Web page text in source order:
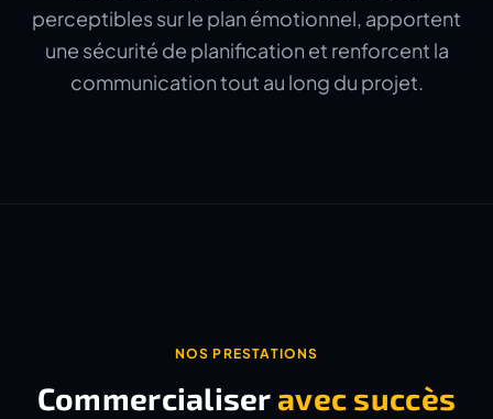
perceptibles sur le plan émotionnel, apportent
une sécurité de planification et renforcent la
communication tout au long du projet.
NOS PRESTATIONS
Commercialiser avec succès